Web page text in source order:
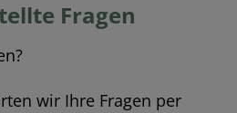
Fragen
wir Ihre Fragen per